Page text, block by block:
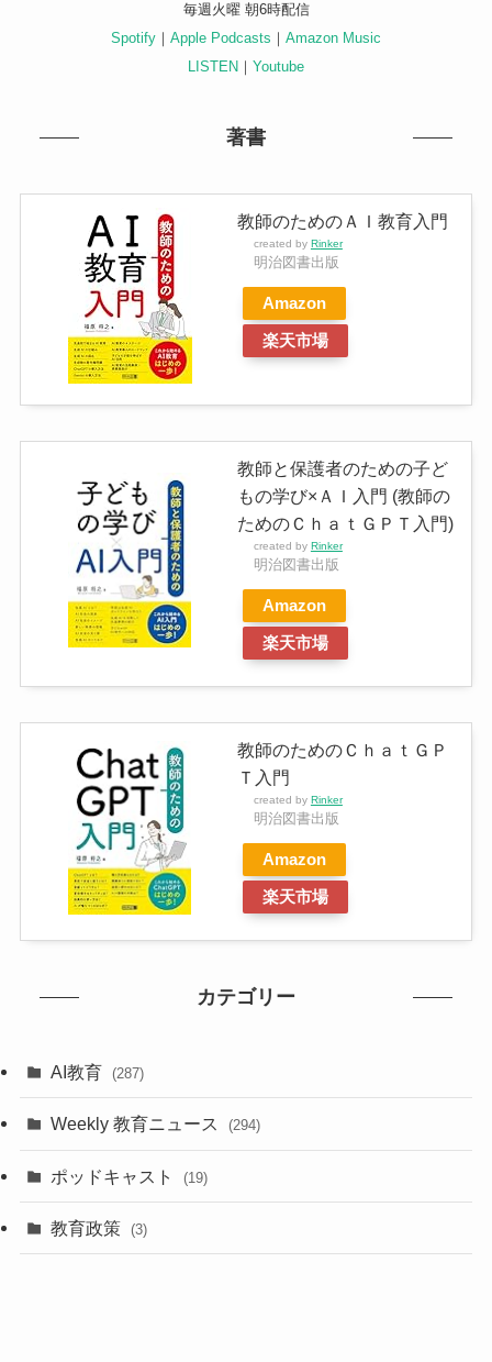
毎週火曜 朝6時配信
Spotify ｜ Apple Podcasts ｜ Amazon Music
LISTEN ｜ Youtube
著書
教師のためのＡＩ教育入門
created by Rinker
明治図書出版
Amazon
楽天市場
教師と保護者のための子ど
もの学び×ＡＩ入門 (教師の
ためのＣｈａｔＧＰＴ入門)
created by Rinker
明治図書出版
Amazon
楽天市場
教師のためのＣｈａｔＧＰ
Ｔ入門
created by Rinker
明治図書出版
Amazon
楽天市場
カテゴリー
AI教育 (287)
Weekly 教育ニュース (294)
ポッドキャスト (19)
教育政策 (3)